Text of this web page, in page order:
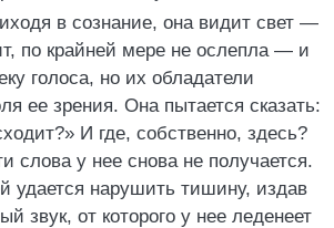
в сознание, она видит свет —
по крайней мере не ослепла — и
голоса, но их обладатели
ее зрения. Она пытается сказать:
И где, собственно, здесь?
слова у нее снова не получается.
удается нарушить тишину, издав
звук, от которого у нее леденеет